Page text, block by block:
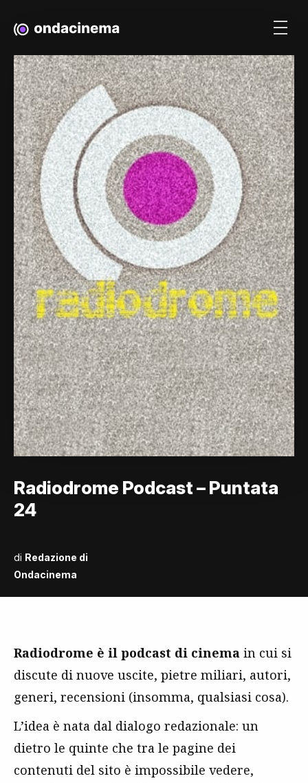
Radiodrome Podcast – Puntata
24
di Redazione di
Ondacinema
Radiodrome è il podcast di cinema in cui si
discute di nuove uscite, pietre miliari, autori,
generi, recensioni (insomma, qualsiasi cosa).
L’idea è nata dal dialogo redazionale: un
dietro le quinte che tra le pagine dei
contenuti del sito è impossibile vedere,